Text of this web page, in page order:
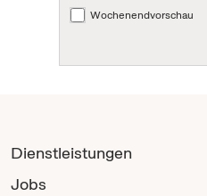
Wochenendvorschau
Dienstleistungen
Jobs